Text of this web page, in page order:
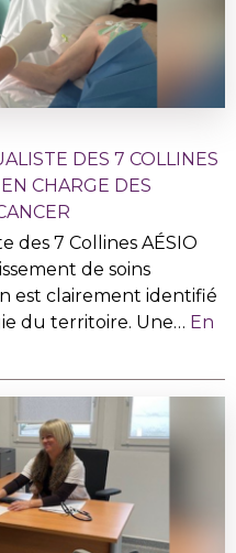
DES 7 COLLINES
CHARGE DES
des 7 Collines AÉSIO
de soins
est clairement identifié
du territoire. Une… En